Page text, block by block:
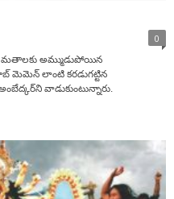
0
మతాలకు అమ్ముడుపోయిన
మెమెన్ లాంటి కరడుగట్టిన
వాడుకుంటున్నారు.